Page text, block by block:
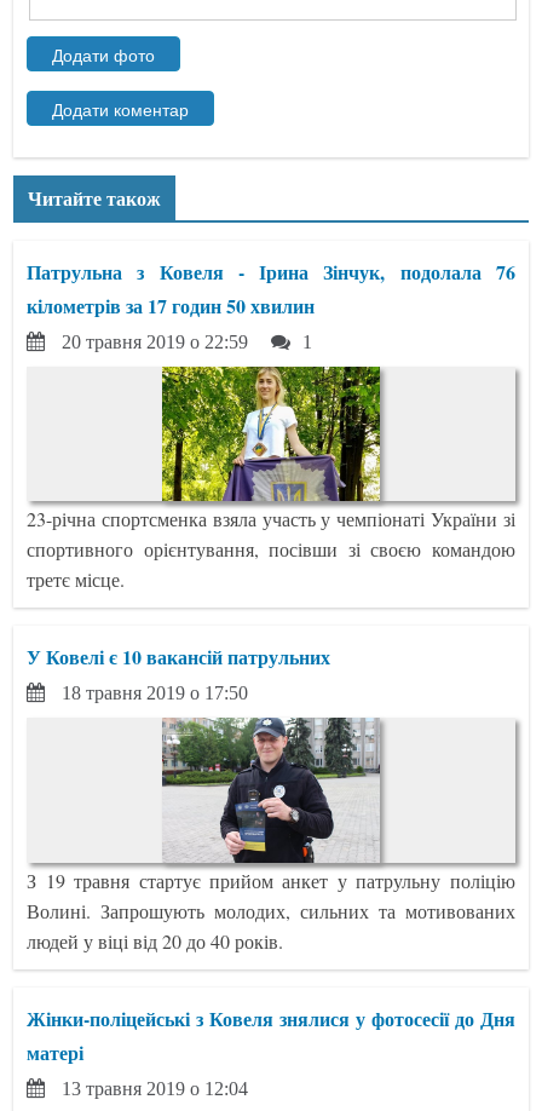
Читайте також
Патрульна з Ковеля - Ірина Зінчук, подолала 76
кілометрів за 17 годин 50 хвилин
20 травня 2019 о 22:59 1
23-річна спортсменка взяла участь у чемпіонаті України зі
спортивного орієнтування, посівши зі своєю командою
третє місце.
У Ковелі є 10 вакансій патрульних
18 травня 2019 о 17:50
З 19 травня стартує прийом анкет у патрульну поліцію
Волині. Запрошують молодих, сильних та мотивованих
людей у віці від 20 до 40 років.
Жінки-поліцейські з Ковеля знялися у фотосесії до Дня
матері
13 травня 2019 о 12:04